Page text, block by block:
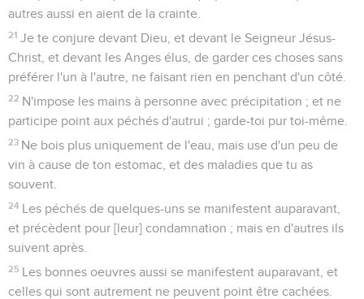
autres aussi en aient de la crainte.
21 Je te conjure devant Dieu, et devant le Seigneur Jésus-
Christ, et devant les Anges élus, de garder ces choses sans
préférer l'un à l'autre, ne faisant rien en penchant d'un côté.
22 N'impose les mains à personne avec précipitation ; et ne
participe point aux péchés d'autrui ; garde-toi pur toi-même.
23 Ne bois plus uniquement de l'eau, mais use d'un peu de
vin à cause de ton estomac, et des maladies que tu as
souvent.
24 Les péchés de quelques-uns se manifestent auparavant,
et précèdent pour [leur] condamnation ; mais en d'autres ils
suivent après.
25 Les bonnes oeuvres aussi se manifestent auparavant, et
celles qui sont autrement ne peuvent point être cachées.